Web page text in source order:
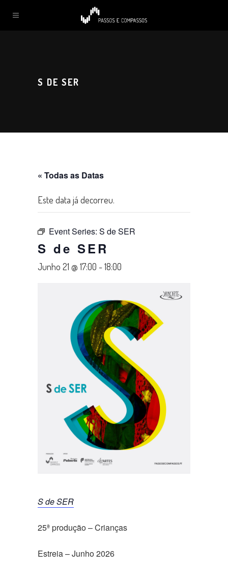
S DE SER
« Todas as Datas
Este data já decorreu.
Event Series: S de SER
S de SER
Junho 21 @ 17:00 -18:00
S de SER
25ª produção – Crianças
Estreia – Junho 2026